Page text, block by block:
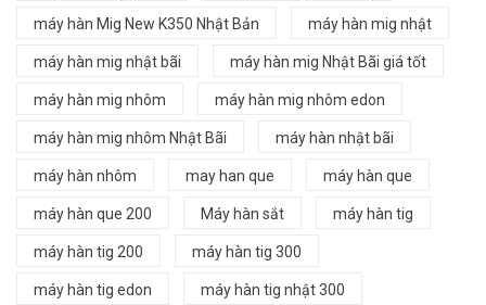
máy hàn Mig New K350 Nhật Bản máy hàn mig nhật
máy hàn mig nhật bãi máy hàn mig Nhật Bãi giá tốt
máy hàn mig nhôm máy hàn mig nhôm edon
máy hàn mig nhôm Nhật Bãi máy hàn nhật bãi
máy hàn nhôm may han que máy hàn que
máy hàn que 200 Máy hàn sắt máy hàn tig
máy hàn tig 200 máy hàn tig 300
máy hàn tig edon máy hàn tig nhật 300